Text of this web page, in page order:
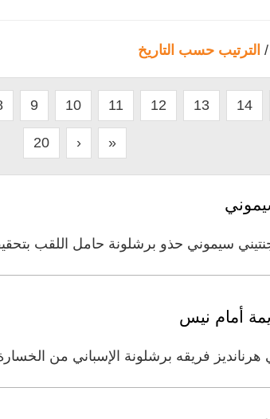
/ الترتيب حسب التاريخ
9 10 11 12 13 14
20 › »
سيموني حذو برشلونة حامل اللقب
أمام نيس
فريقه برشلونة الإسباني من الخسارة